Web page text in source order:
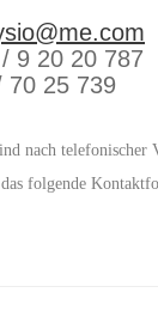
9 20 20 787
70 25 739
nach telefonischer
folgende